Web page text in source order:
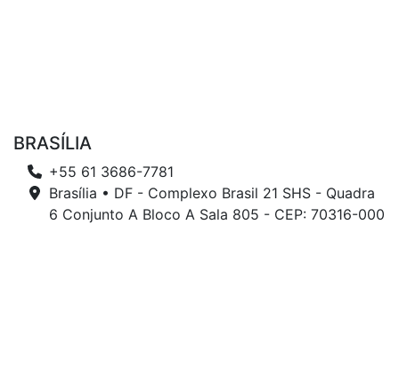
BRASÍLIA
+55 61 3686-7781
Brasília • DF - Complexo Brasil 21 SHS - Quadra
6 Conjunto A Bloco A Sala 805 - CEP: 70316-000